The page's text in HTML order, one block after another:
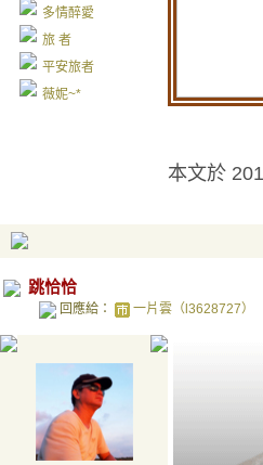
多情醉愛
旅 者
平安旅者
薇妮~*
本文於
跳恰恰
回應給： 一片雲（l3628727）